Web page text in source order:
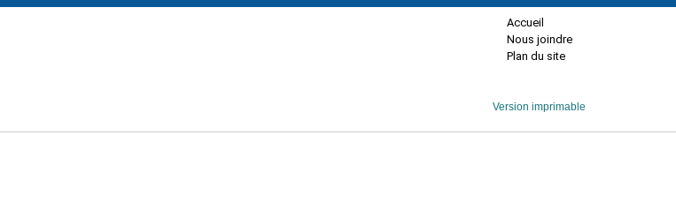
Accueil
Nous joindre
Plan du site
Version imprimable